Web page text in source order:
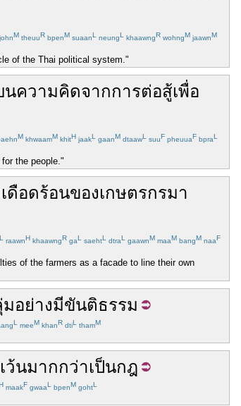
johnM theuuR bpenM suaanL neungL khaawngR wohngM jaawnM
of the Thai political system."
นความคิดจากการต่อสู้เพื่อ
M khwaamM khitH jaakL gaanM dtaawL suuF pheuuaF bpraL
the people."
เดือดร้อนของเกษตรกรมา
L raawnH khaawngR gaL saehtL dtraL gaawnM maaM bangM naaF
of the farmers as a facade to line their own
อย่างมีขันติธรรม
L meeM khanR dtiL thamM
ว้นมากกว่าเป็นกฎ
maakF gwaaL bpenM gohtL